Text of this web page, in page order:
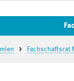
Fachschaftsrat